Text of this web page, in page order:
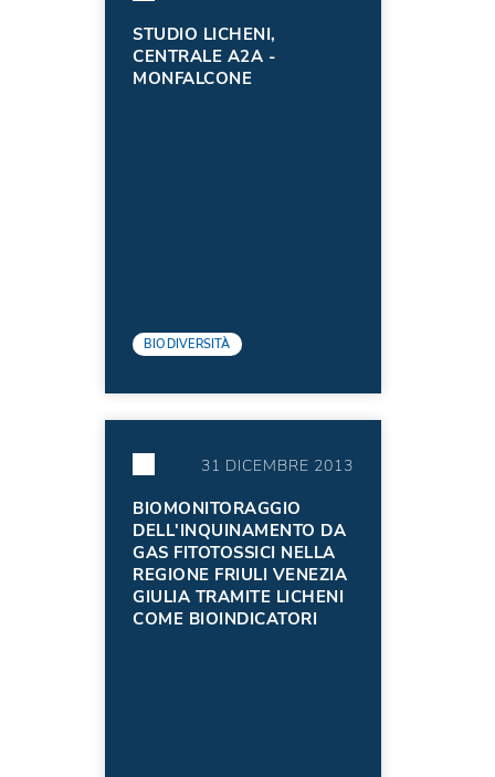
STUDIO LICHENI,
CENTRALE A2A -
MONFALCONE
BIODIVERSITÀ
31 DICEMBRE 2013
BIOMONITORAGGIO
DELL'INQUINAMENTO DA
GAS FITOTOSSICI NELLA
REGIONE FRIULI VENEZIA
GIULIA TRAMITE LICHENI
COME BIOINDICATORI